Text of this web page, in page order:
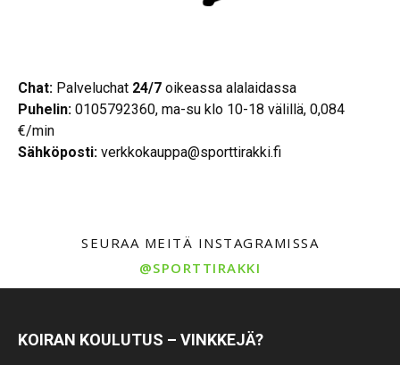
Chat: Palveluchat 24/7 oikeassa alalaidassa
Puhelin: 0105792360, ma-su klo 10-18 välillä, 0,084
€/min
Sähköposti: verkkokauppa@sporttirakki.fi
SEURAA MEITÄ INSTAGRAMISSA
@SPORTTIRAKKI
KOIRAN KOULUTUS – VINKKEJÄ?